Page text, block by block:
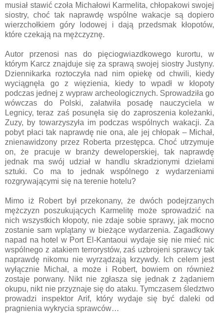
musiał stawić czoła Michałowi Karmelita, chłopakowi swojej
siostry, choć tak naprawdę wspólne wakacje są dopiero
wierzchołkiem góry lodowej i dają przedsmak kłopotów,
które czekają na mężczyznę.
Autor przenosi nas do pięciogwiazdkowego kurortu, w
którym Karcz znajduje się za sprawą swojej siostry Justyny.
Dziennikarka roztoczyła nad nim opiekę od chwili, kiedy
wyciągnęła go z więzienia, kiedy to wpadł w kłopoty
podczas jednej z wypraw archeologicznych. Sprowadziła go
wówczas do Polski, załatwiła posadę nauczyciela w
Legnicy, teraz zaś posunęła się do zaproszenia koleżanki,
Zuzy, by towarzyszyła im podczas wspólnych wakacji. Za
pobyt płaci tak naprawdę nie ona, ale jej chłopak – Michał,
znienawidzony przez Roberta przestępca. Choć utrzymuje
on, że pracuje w branży deweloperskiej, tak naprawdę
jednak ma swój udział w handlu skradzionymi dziełami
sztuki. Co ma to jednak wspólnego z wydarzeniami
rozgrywającymi się na terenie hotelu?
Mimo iż Robert był przekonany, że dwóch podejrzanych
mężczyzn poszukujących Karmelitę może sprowadzić na
nich wszystkich kłopoty, nie zdaje sobie sprawy, jak mocno
zostanie sam wplątany w bieżące wydarzenia. Zagadkowy
napad na hotel w Port El-Kantaoui wydaje się nie mieć nic
wspólnego z atakiem terrorystów, zaś uzbrojeni sprawcy tak
naprawdę nikomu nie wyrządzają krzywdy. Ich celem jest
wyłącznie Michał, a może i Robert, bowiem on również
zostaje porwany. Nikt nie zgłasza się jednak z żądaniem
okupu, nikt nie przyznaje się do ataku. Tymczasem śledztwo
prowadzi inspektor Arif, który wydaje się być daleki od
pragnienia wykrycia sprawców…